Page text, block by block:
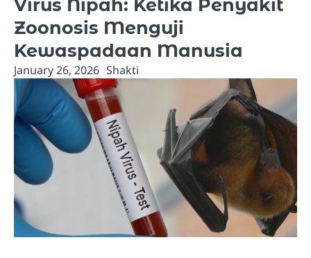
Virus Nipah: Ketika Penyakit
Zoonosis Menguji
Kewaspadaan Manusia
January 26, 2026 Shakti